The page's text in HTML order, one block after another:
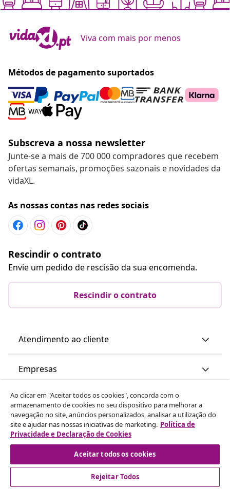
Viva com mais por menos
Métodos de pagamento suportados
Subscreva a nossa newsletter
Junte-se a mais de 700 000 compradores que recebem
ofertas semanais, promoções sazonais e novidades da
vidaXL.
As nossas contas nas redes sociais
Rescindir o contrato
Envie um pedido de rescisão da sua encomenda.
Rescindir o contrato
Atendimento ao cliente
Empresas
vidaXL
Descubra mais
Ao clicar em "Aceitar todos os cookies", concorda com o
armazenamento de cookies no seu dispositivo para melhorar a
navegação no site, anúncios personalizados, analisar a utilização do
site e ajudar nas nossas iniciativas de marketing. Política de
Privacidade e Declaração de Cookies
Aceitar todos os cookies
Rejeitar Todos